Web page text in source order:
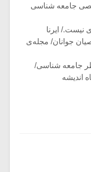
جامعه شناسی
جوانان/ مجله‌ی
جامعه شناسی/
اندیشه